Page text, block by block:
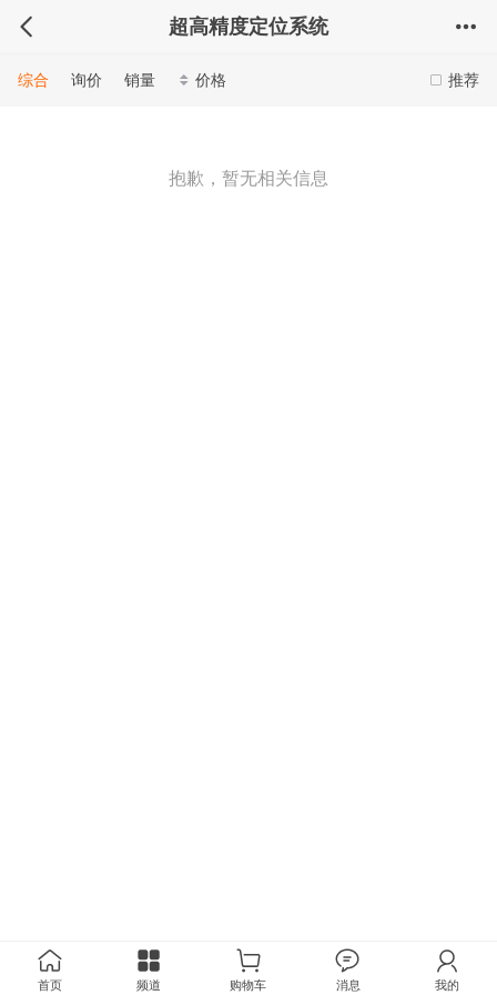
超高精度定位系统
推荐
综合 询价 销量 价格
抱歉，暂无相关信息
首页 频道 购物车 消息 我的